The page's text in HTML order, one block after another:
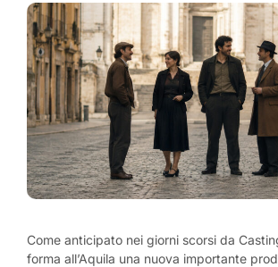
Come anticipato nei giorni scorsi da
forma all’Aquila una nuova importante